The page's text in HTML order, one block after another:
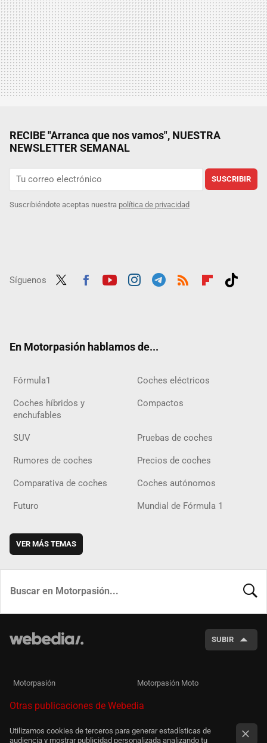
RECIBE "Arranca que nos vamos", NUESTRA
NEWSLETTER SEMANAL
SUSCRIBIR
Suscribiéndote aceptas nuestra política de privacidad
Síguenos
En Motorpasión hablamos de...
Fórmula1 Coches eléctricos
Coches híbridos y
enchufables
Compactos
SUV Pruebas de coches
Rumores de coches Precios de coches
Comparativa de coches Coches autónomos
Futuro Mundial de Fórmula 1
VER MÁS TEMAS
SUBIR
Motorpasión Motorpasión Moto
Otras publicaciones de Webedia
Utilizamos cookies de terceros para generar estadísticas de
audiencia y mostrar publicidad personalizada analizando tu